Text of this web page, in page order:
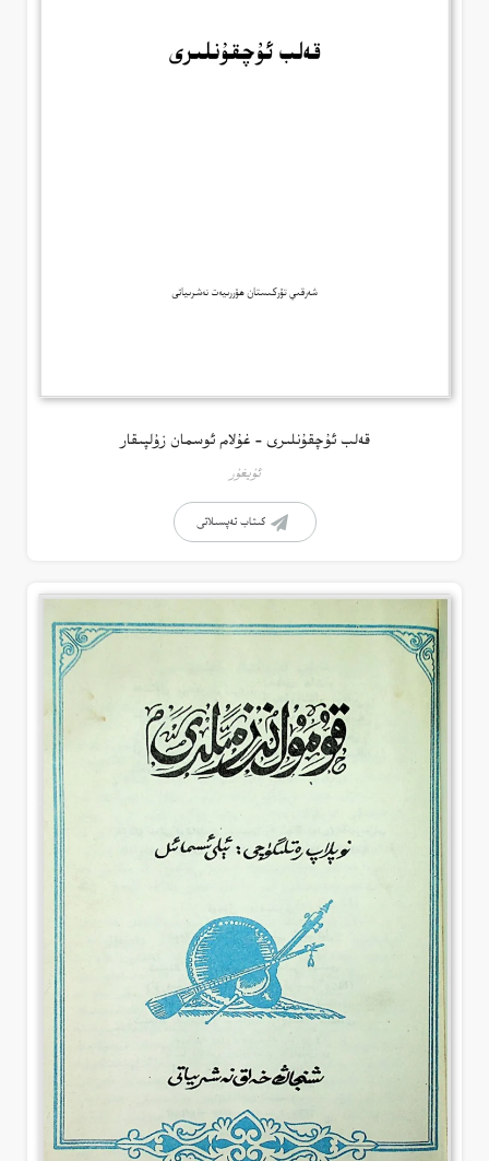
قەلب ئۇچقۇنلىرى – غۇلام ئوسمان زۇلپىقار
ئۇيغۇر
كىتاب تەپسىلاتى